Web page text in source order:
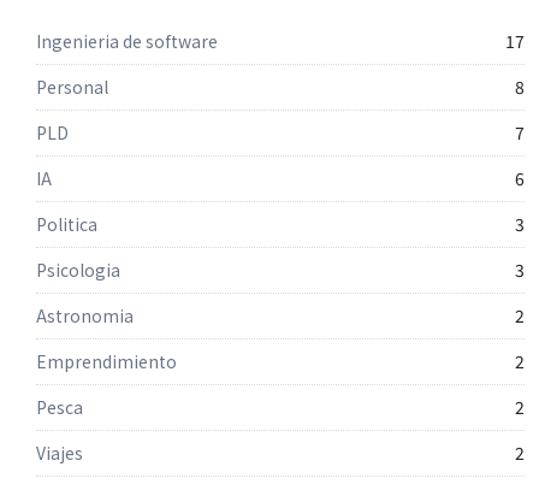
Ingenieria de software
17
Personal
8
PLD
7
IA
6
Politica
3
Psicologia
3
Astronomia
2
Emprendimiento
2
Pesca
2
Viajes
2